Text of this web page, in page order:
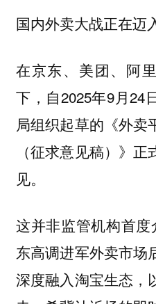
国内外卖大战正在迈
在京东、美团、阿
下，自2025年9月24
局组织起草的《外卖
（征求意见稿）》
见。
这并非监管机构首
东高调进军外卖市场
深度融入淘宝生态，